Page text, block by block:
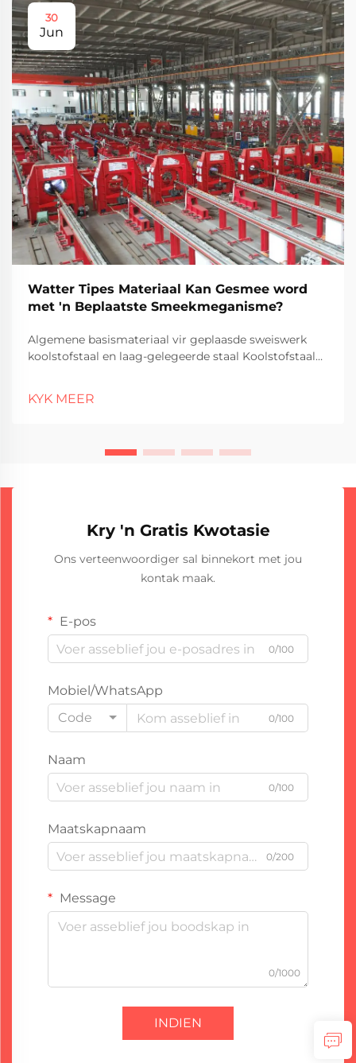
30
Jun
Watter Tipes Materiaal Kan Gesmee word
met 'n Beplaatste Smeekmeganisme?
Algemene basismateriaal vir geplaasde sweiswerk
koolstofstaal en laag-gelegeerde staal Koolstofstaal
eenvoudig goedkoper as alternatiewe en werk goed
KYK MEER
Kry 'n Gratis Kwotasie
Ons verteenwoordiger sal binnekort met jou
kontak maak.
E-pos
0/100
Mobiel/WhatsApp
Code
0/100
Naam
0/100
Maatskapnaam
0/200
Message
0/1000
INDIEN